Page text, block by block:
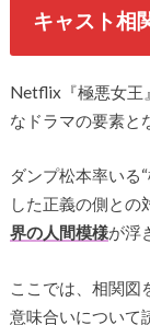
キャスト相
Netflix『極悪女王
なドラマの要素と
ダンプ松本率いる
した正義の側との
界の人間模様が浮
ここでは、相関図
意味合いについて